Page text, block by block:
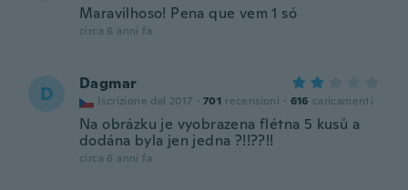
Maravilhoso! Pena que vem 1 só
circa 6 anni fa
D Dagmar
Iscrizione dal 2017 · 701 recensioni · 616 caricamenti
Na obrázku je vyobrazena flétna 5 kusů a
dodána byla jen jedna ?!!??!!
circa 6 anni fa